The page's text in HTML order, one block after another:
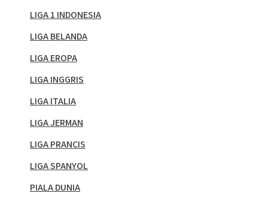
LIGA 1 INDONESIA
LIGA BELANDA
LIGA EROPA
LIGA INGGRIS
LIGA ITALIA
LIGA JERMAN
LIGA PRANCIS
LIGA SPANYOL
PIALA DUNIA